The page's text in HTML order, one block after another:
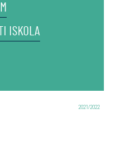
ISKOLA
2021/2022